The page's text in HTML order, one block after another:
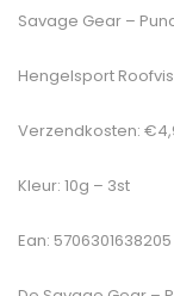
Savage Gear –
Hengelsport Roofvis
Verzendkosten:
Kleur: 10g – 3st
Ean: 5706301638205